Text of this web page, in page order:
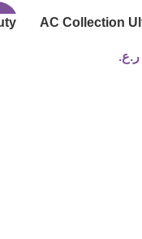
AC Collection
ر.ع.